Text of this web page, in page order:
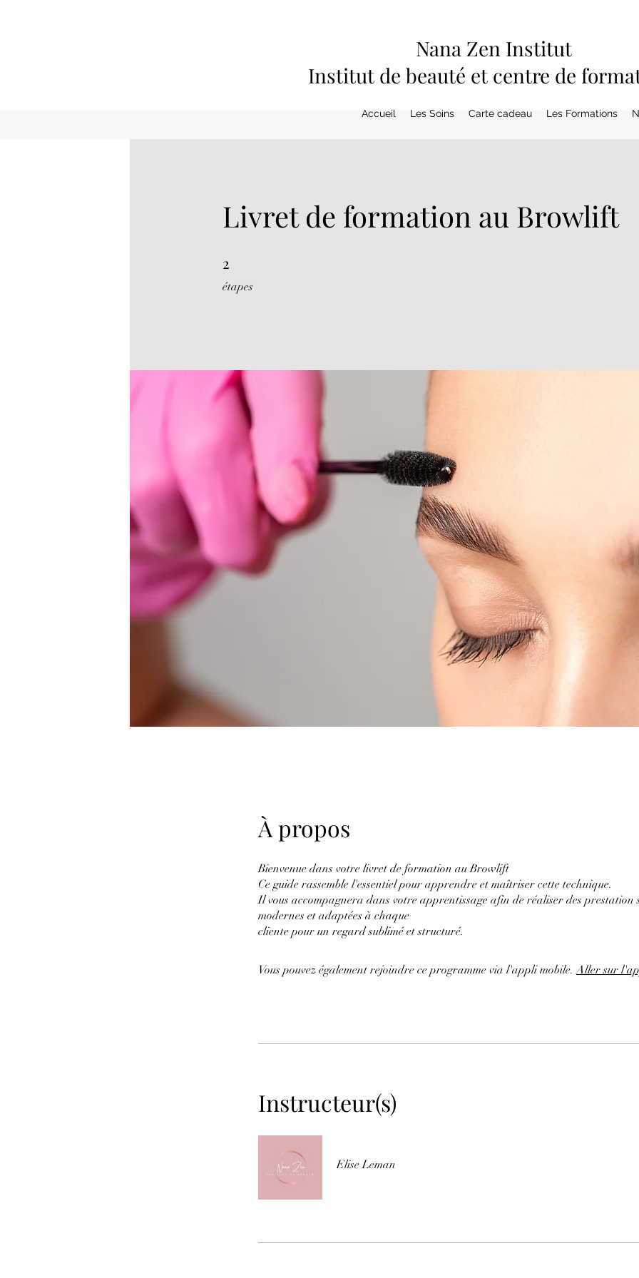
Nana Zen Institut
Institut de beauté et centre de
Accueil Les Soins Carte cadeau Les Formations
Livret de formation au Browlift
2
étapes
À propos
Bienvenue dans votre livret de formation au Browlift
Ce guide rassemble l'essentiel pour apprendre et maîtriser cette technique.
Il vous accompagnera dans votre apprentissage afin de réaliser des prestation
modernes et adaptées à chaque
cliente pour un regard sublimé et structuré.
Vous pouvez également rejoindre ce programme via l'appli mobile. Aller sur
Instructeur(s)
Elise Leman